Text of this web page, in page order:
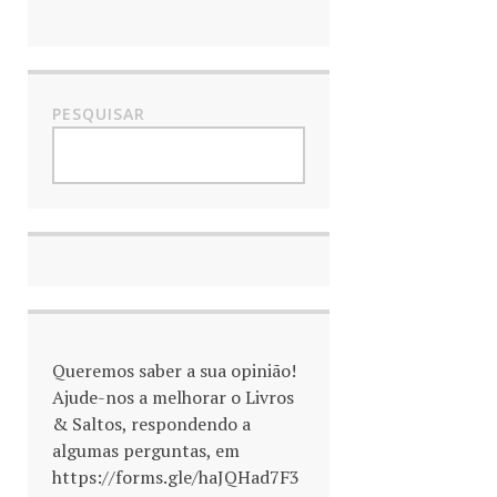
PESQUISAR
Queremos saber a sua opinião!
Ajude-nos a melhorar o Livros
& Saltos, respondendo a
algumas perguntas, em
https://forms.gle/haJQHad7F3